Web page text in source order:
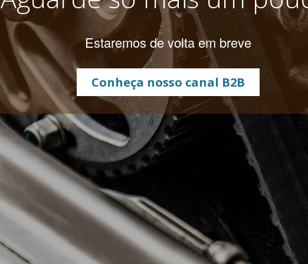
Estaremos de volta em breve
Conheça nosso canal B2B